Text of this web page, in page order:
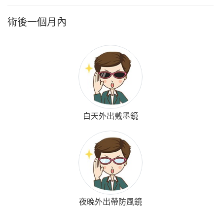
術後一個月內
白天外出戴墨鏡
夜晚外出帶防風鏡